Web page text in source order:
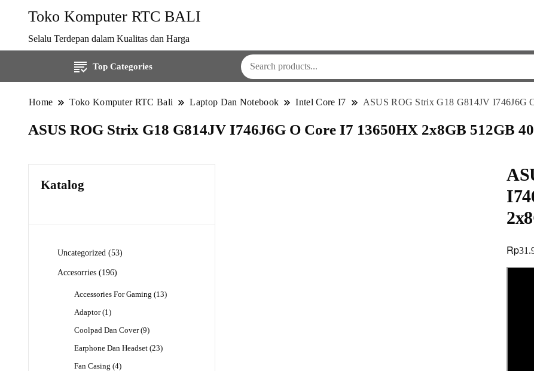
Toko Komputer RTC BALI
Selalu Terdepan dalam Kualitas dan Harga
Top Categories
Home Toko Komputer RTC Bali Laptop Dan Notebook Intel Core I7 ASUS ROG Strix G18 G814JV I746J6G
ASUS ROG Strix G18 G814JV I746J6G O Core I7 13650HX 2x8GB 512GB
Rp
Katalog
Uncategorized 5353
Accesorries
196196
Accessories For Gaming 1313
Adaptor 11
Coolpad Dan Cover 99
Earphone Dan Headset 2323
Fan Casing 44